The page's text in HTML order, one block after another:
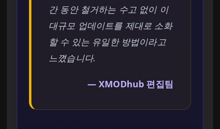
간 동안 철거하는 수고 없이 이
대규모 업데이트를 제대로 소화
할 수 있는 유일한 방법이라고
느꼈습니다.
— XMODhub 편집팀